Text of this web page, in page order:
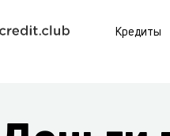
Кредиты